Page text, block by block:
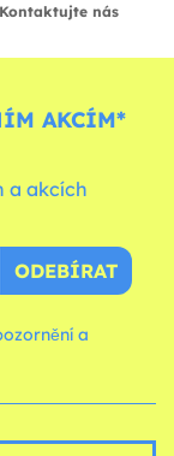
Kontaktujte nás
AKCÍM*
a akcích
ODEBÍRAT
a